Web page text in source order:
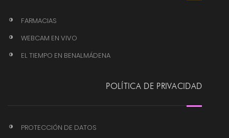
FARMACIAS
WEBCAM EN VIVO
EL TIEMPO EN BENALMÁDENA
POLÍTICA DE PRIVACIDAD
PROTECCIÓN DE DATOS